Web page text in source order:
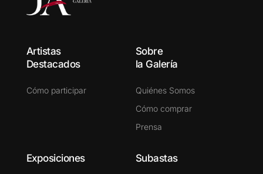
Artistas
Destacados
Cómo participar
Sobre
la Galería
Quiénes Somos
Cómo comprar
Prensa
Exposiciones Subastas